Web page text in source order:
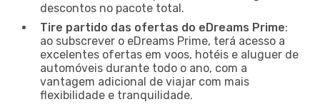
descontos no pacote total.
Tire partido das ofertas do eDreams Prime:
ao subscrever o eDreams Prime, terá acesso a
excelentes ofertas em voos, hotéis e aluguer de
automóveis durante todo o ano, com a
vantagem adicional de viajar com mais
flexibilidade e tranquilidade.